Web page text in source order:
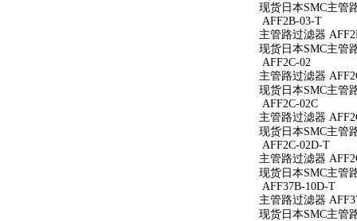
现货日本SMC主管
AFF2B-03-T
主管路过滤器
现货日本SMC主管
AFF2C-02
主管路过滤器
现货日本SMC主管
AFF2C-02C
主管路过滤器
现货日本SMC主管
AFF2C-02D-T
主管路过滤器
现货日本SMC主管
AFF37B-10D-T
主管路过滤器
现货日本SMC主管